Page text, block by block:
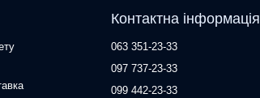
Контактна інформація
063 351-23-33
097 737-23-33
099 442-23-33